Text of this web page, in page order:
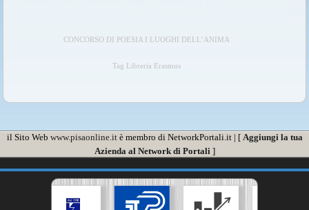
CONCORSO DI POESIA I LUOGHI DELL’ANIMA
Tag Libreria Erasmus
il Sito Web www.pisaonline.itè membro di NetworkPortali.it | [ Aggiungi la tua
Azienda al Network di Portali ]